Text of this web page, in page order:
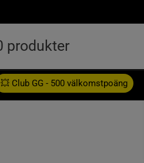
💥 Club GG - 500 välkomstpoäng